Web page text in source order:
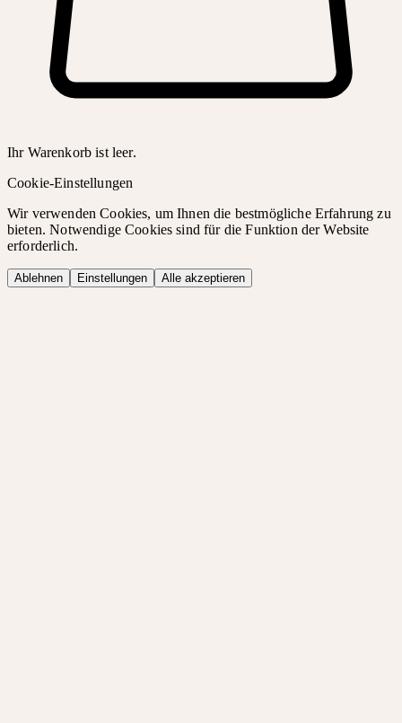
Ihr Warenkorb ist leer.
Cookie-Einstellungen
Wir verwenden Cookies, um Ihnen die bestmögliche Erfahrung zu
bieten. Notwendige Cookies sind für die Funktion der Website
erforderlich.
Ablehnen Einstellungen Alle akzeptieren